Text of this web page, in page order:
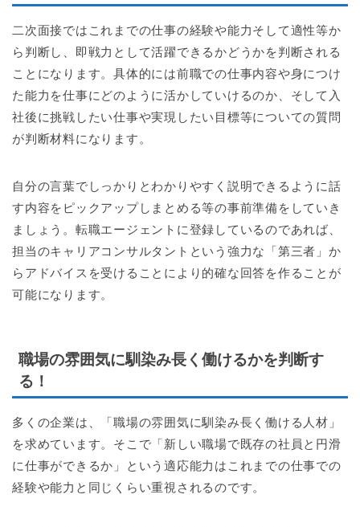
二次面接ではこれまでの仕事の経験や能力そして適性等か
ら判断し、即戦力として活躍できるかどうかを判断される
ことになります。具体的には前職での仕事内容や身につけ
た能力を仕事にどのように活かしていけるのか、そして入
社後に挑戦したい仕事や実現したい目標等についての質問
が判断材料になります。
自分の言葉でしっかりとわかりやすく説明できるように話
す内容をピックアップしまとめる等の事前準備をしていき
ましょう。転職エージェントに登録しているのであれば、
担当のキャリアコンサルタントという強力な「第三者」か
らアドバイスを受けることにより的確な回答を作ることが
可能になります。
職場の雰囲気に馴染み長く働けるかを判断す
る！
多くの企業は、「職場の雰囲気に馴染み長く働ける人材」
を求めています。そこで「新しい職場で既存の社員と円滑
に仕事ができるか」という適応能力はこれまでの仕事での
経験や能力と同じくらい重視されるのです。